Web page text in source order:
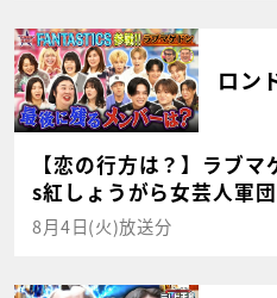
ロン
【恋の行方は？】ラブ
s紅しょうがら女芸人軍団
8月4日(火)放送分